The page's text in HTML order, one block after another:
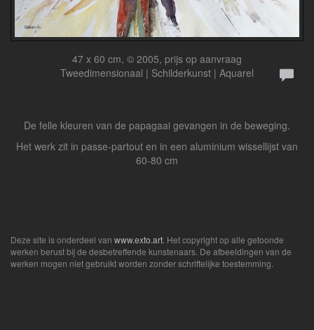
47 x 60 cm, © 2005, prijs op aanvraag
Tweedimensionaal | Schilderkunst | Aquarel
De felle kleuren van de papagaai gevangen in de beweging.
Het werk zit in passe-partout en in een aluminium wissellijst van
60-80 cm
Deze site is onderdeel van www.exto.art . Het copyright op alle getoonde
werken berust bij de desbetreffende kunstenaars. De afbeeldingen van de
werken mogen niet gebruikt worden zonder schriftelijke toestemming.